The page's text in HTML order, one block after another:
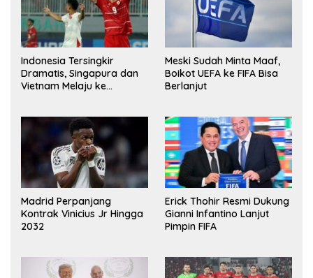
Indonesia Tersingkir
Dramatis, Singapura dan
Vietnam Melaju ke
Meski Sudah Minta Maaf,
Boikot UEFA ke FIFA Bisa
Berlanjut
Madrid Perpanjang
Kontrak Vinicius Jr Hingga
2032
Erick Thohir Resmi Dukung
Gianni Infantino Lanjut
Pimpin FIFA